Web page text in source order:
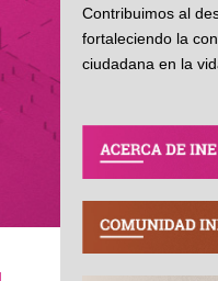
Contribuimos al
fortaleciendo la
ciudadana en la